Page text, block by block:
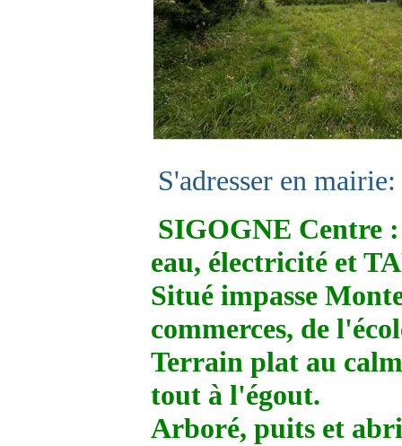
S'adresser en
SIGOGNE Centre
eau, électricité et
Situé impasse
commerces, de
Terrain plat au
tout à l'égout.
Arboré, puits et